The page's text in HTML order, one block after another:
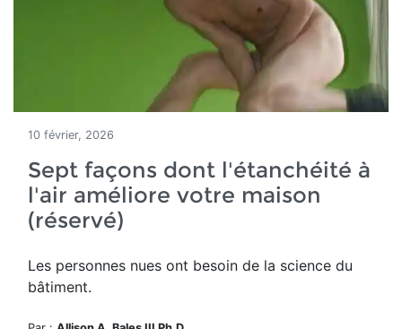
10 février, 2026
Sept façons dont l'étanchéité à
l'air améliore votre maison
(réservé)
Les personnes nues ont besoin de la science du
bâtiment.